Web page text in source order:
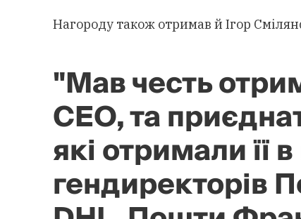
Нагороду також отримав й Ігор
"Мав честь
СЕО, та
які отримали її
гендиректорів